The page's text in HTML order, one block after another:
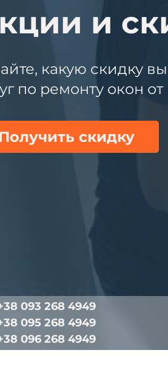
и
какую скидку
по ремонту окон
Получить скидку
093 268 4949
095 268 4949
096 268 4949